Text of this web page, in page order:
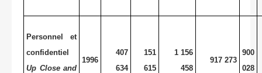
Personnel et
confidentiel
Up Close and
1996
407
634
151
615
1 156
458
917 273
900
028